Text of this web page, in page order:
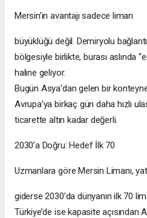
Mersin’in avantajı sadece liman
büyüklüğü değil. Demiryolu
bölgesiyle birlikte, burası aslında
haline geliyor.
Bugün Asya’dan gelen bir
Avrupa’ya birkaç gün daha hızlı
ticarette altın kadar değerli.
2030’a Doğru: Hedef İlk 70
Uzmanlara göre Mersin Limanı,
giderse 2030’da dünyanın ilk 70
Türkiye’de ise kapasite açısından